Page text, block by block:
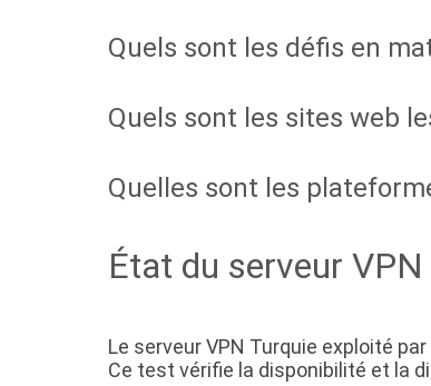
Quels sont les défis en
Quels sont les sites web
Quelles sont les
État du serveur
Le serveur VPN Turquie exploité
Ce test vérifie la disponibilité et la